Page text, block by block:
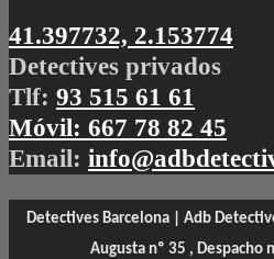
41.397732, 2.153774
Detectives privados
Tlf: 93 515 61 61
Móvil: 667 78 82 45
Email:
Detectives Barcelona | Adb
Augusta nº 35 , Despacho